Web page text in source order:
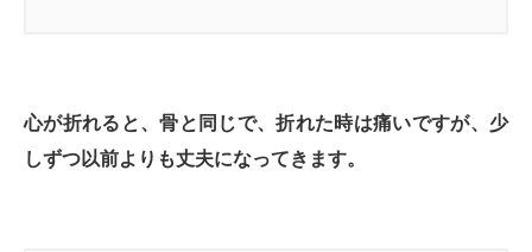
心が折れると、骨と同じで、折れた時は痛いですが、少
しずつ以前よりも丈夫になってきます。